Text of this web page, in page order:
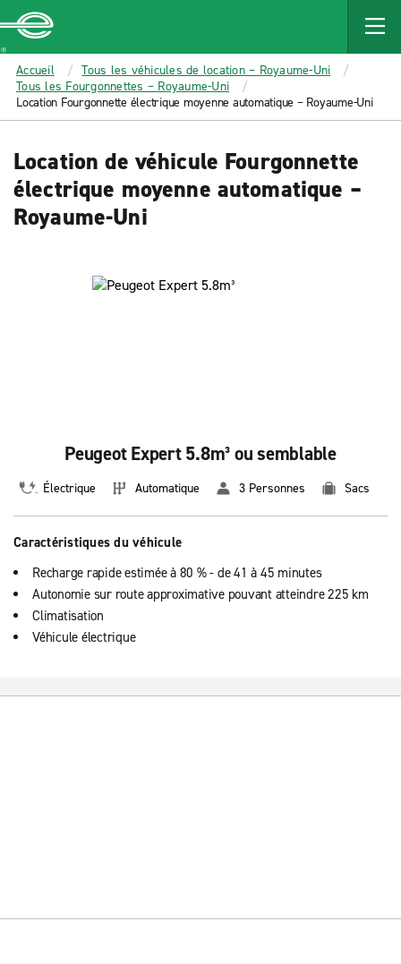
MAIN
CONTENT
Enterprise
Accueil
Tous les véhicules de location – Royaume-Uni
Tous les Fourgonnettes – Royaume-Uni
Location Fourgonnette électrique moyenne automatique – Royaume-Uni
Location de véhicule Fourgonnette
électrique moyenne automatique –
Royaume-Uni
Peugeot Expert 5.8m³ ou semblable
Électrique Automatique 3 Personnes Sacs
Caractéristiques du véhicule
Recharge rapide estimée à 80 % - de 41 à 45 minutes
Autonomie sur route approximative pouvant atteindre 225 km
Climatisation
Véhicule électrique